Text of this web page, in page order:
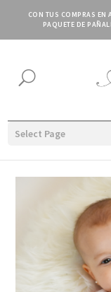
CON TUS COMPRAS EN
PAQUETE DE
U
Select Page